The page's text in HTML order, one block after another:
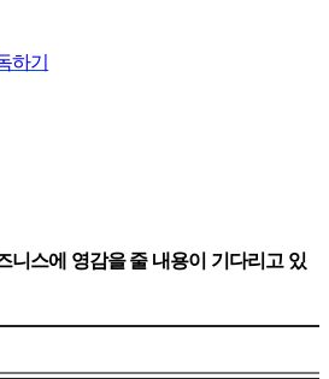
하기
니스에 영감을 줄 내용이 기다리고 있